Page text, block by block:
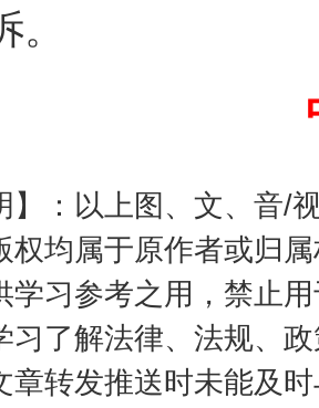
】：以上图、文、音/
权均属于原作者或归
学习参考之用，禁止
习了解法律、法规、
章转发推送时未能及
警钟！ 谢